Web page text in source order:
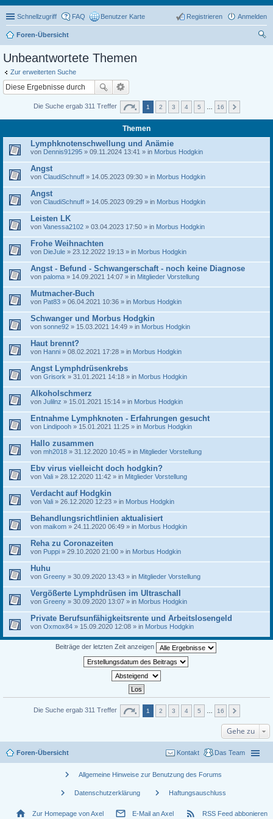
Schnellzugriff FAQ Benutzer Karte Anmelden
Registrieren
Foren-Übersicht
Unbeantwortete Themen
Zur erweiterten Suche
Die Suche ergab 311 Treffer 1 2 3 4 5 16
Themen
Lymphknotenschwellung und Anämie
von Dennis91295 » 09.11.2024 13:41 » in Morbus Hodgkin
Angst
von ClaudiSchnuff » 14.05.2023 09:30 » in Morbus Hodgkin
Angst
von ClaudiSchnuff » 14.05.2023 09:29 » in Morbus Hodgkin
Leisten LK
von Vanessa2102 » 03.04.2023 17:50 » in Morbus Hodgkin
Frohe Weihnachten
von DieJule » 23.12.2022 19:13 » in Morbus Hodgkin
Angst - Befund - Schwangerschaft - noch keine Diagnose
von paloma » 14.09.2021 14:07 » in Mitglieder Vorstellung
Mutmacher-Buch
von Pat83 » 06.04.2021 10:36 » in Morbus Hodgkin
Schwanger und Morbus Hodgkin
von sonne92 » 15.03.2021 14:49 » in Morbus Hodgkin
Haut brennt?
von Hanni » 08.02.2021 17:28 » in Morbus Hodgkin
Angst Lymphdrüsenkrebs
von Grisork » 31.01.2021 14:18 » in Morbus Hodgkin
Alkoholschmerz
von Julilnz » 15.01.2021 15:14 » in Morbus Hodgkin
Entnahme Lymphknoten - Erfahrungen gesucht
von Lindipooh » 15.01.2021 11:25 » in Morbus Hodgkin
Hallo zusammen
von mh2018 » 31.12.2020 10:45 » in Mitglieder Vorstellung
Ebv virus vielleicht doch hodgkin?
von Vali » 28.12.2020 11:42 » in Mitglieder Vorstellung
Verdacht auf Hodgkin
von Vali » 26.12.2020 12:23 » in Morbus Hodgkin
Behandlungsrichtlinien aktualisiert
von maikom » 24.11.2020 06:49 » in Morbus Hodgkin
Reha zu Coronazeiten
von Puppi » 29.10.2020 21:00 » in Morbus Hodgkin
Huhu
von Greeny » 30.09.2020 13:43 » in Mitglieder Vorstellung
Vergößerte Lymphdrüsen im Ultraschall
von Greeny » 30.09.2020 13:07 » in Morbus Hodgkin
Private Berufsunfähigkeitsrente und Arbeitslosengeld
von Oxmox84 » 15.09.2020 12:08 » in Morbus Hodgkin
Beiträge der letzten Zeit anzeigen
Die Suche ergab 311 Treffer 1 2 3 4 5 16
Gehe zu
Foren-Übersicht Das Team
Kontakt
chevron_right Allgemeine Hinweise zur Benutzung des Forums
chevron_right Datenschutzerklärung chevron_right Haftungsauschluss
home Zur Homepage von Axel mail_outline E-Mail an Axel rss_feed RSS Feed abbonieren